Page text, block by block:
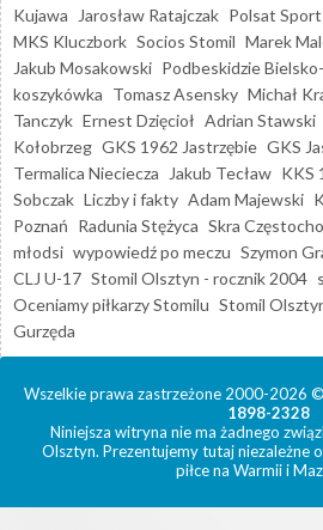
Kujawa
Jarosław Ratajczak Polsat Sport
MKS Kluczbork Socios Stomil Marek
Jakub Mosakowski Podbeskidzie
koszykówka Tomasz Asensky Michał
Tanczyk Ernest Dzięcioł Adrian Stawski
Kołobrzeg GKS 1962 Jastrzębie GKS
Termalica Nieciecza
Jakub Tecław KKS
Sobczak Liczby i fakty Adam Majewski
Poznań Radunia Stężyca Skra
młodsi wypowiedź po meczu Szymon
CLJ U-17 Stomil Olsztyn - rocznik 2004
Oceniamy piłkarzy Stomilu Stomil
Gurzęda
Wszelkie prawa zastrzeżone 2000-2026 ©
1898-2328
Niniejsza witryna nie ma żadnego
Olsztyn. Prezentujemy tutaj niezależne
piłce na Warmii i